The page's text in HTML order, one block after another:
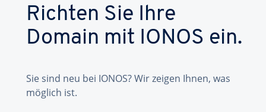
Richten Sie Ihre
Domain mit IONOS ein.
Sie sind neu bei IONOS? Wir zeigen Ihnen, was
möglich ist.